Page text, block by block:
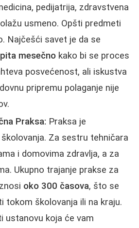
pedijatrija, zdravstvena
usmeno. Opšti predmeti
Najčešći savet je da se
mesečno kako bi se proces
posvećenost, ali iskustva
pripremu polaganje nije
Praksa: Praksa je
Za sestru tehničara
i domovima zdravlja, a za
Ukupno trajanje prakse za
oko 300 časova, što se
tokom školovanja ili na kraju.
ustanovu koja će vam